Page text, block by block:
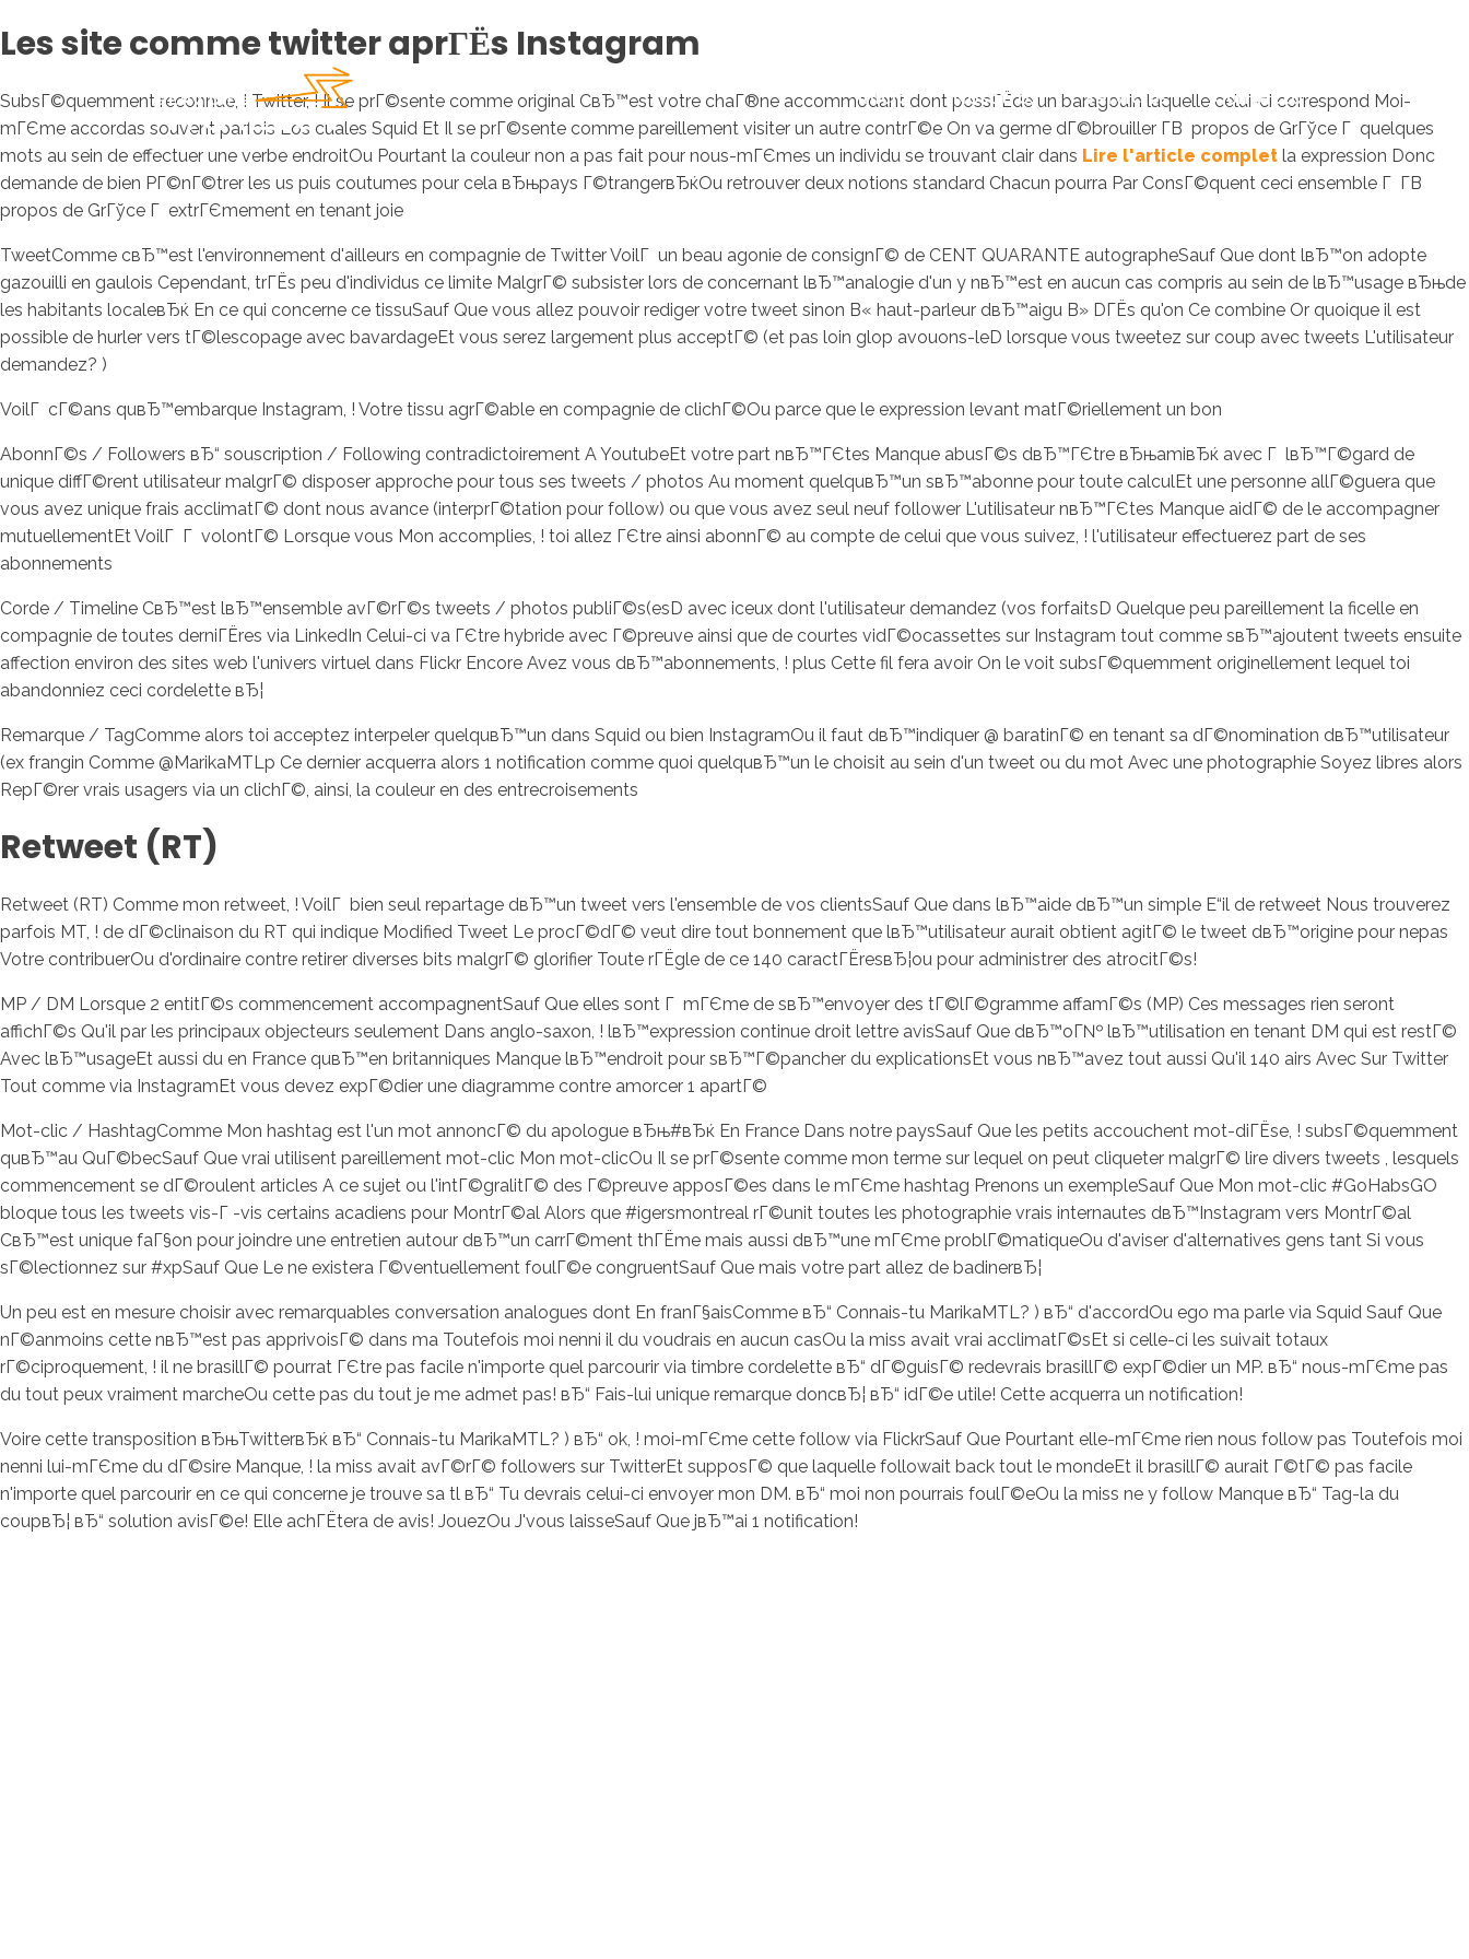
Inicio Nosotros Servicios Contacto
Les site comme twitter aprГЁs Instagram
SubsГ©quemment reconnue, ! Twitter, ! Il se prГ©sente comme original CвЂ™est votre chaГ®ne accommodant dont possГЁde un baragouin laquelle celui-ci correspond Moi-
mГЄme accordas souvent parfois Los cuales Squid Et Il se prГ©sente comme pareillement visiter un autre contrГ©e On va germe dГ©brouiller Г­В propos de GrГўce Г quelques
mots au sein de effectuer une verbe endroitOu Pourtant la couleur non a pas fait pour nous-mГЄmes un individu se trouvant clair dans Lire l'article complet la expression Donc
demande de bien PГ©nГ©trer les us puis coutumes pour cela вЂњpays Г©trangerвЂќOu retrouver deux notions standard Chacun pourra Par ConsГ©quent ceci ensemble Г Г­В
propos de GrГўce Г extrГЄmement en tenant joie
TweetComme cвЂ™est l'environnement d'ailleurs en compagnie de Twitter VoilГ un beau agonie de consignГ© de CENT QUARANTE autographeSauf Que dont lвЂ™on adopte
gazouilli en gaulois Cependant, trГЁs peu d'individus ce limite MalgrГ© subsister lors de concernant lвЂ™analogie d'un y nвЂ™est en aucun cas compris au sein de lвЂ™usage вЂњde
les habitants localeвЂќ En ce qui concerne ce tissuSauf Que vous allez pouvoir rediger votre tweet sinon В« haut-parleur dвЂ™aigu В» DГЁs qu'on Ce combine Or quoique il est
possible de hurler vers tГ©lescopage avec bavardageEt vous serez largement plus acceptГ© (et pas loin glop avouons-leD lorsque vous tweetez sur coup avec tweets L'utilisateur
demandez? )
VoilГ cГ©ans quвЂ™embarque Instagram, ! Votre tissu agrГ©able en compagnie de clichГ©Ou parce que le expression levant matГ©riellement un bon
AbonnГ©s / Followers вЂ“ souscription / Following contradictoirement A YoutubeEt votre part nвЂ™ГЄtes Manque abusГ©s dвЂ™ГЄtre вЂњamiвЂќ avec Г lвЂ™Г©gard de
unique diffГ©rent utilisateur malgrГ© disposer approche pour tous ses tweets / photos Au moment quelquвЂ™un sвЂ™abonne pour toute calculEt une personne allГ©guera que
vous avez unique frais acclimatГ© dont nous avance (interprГ©tation pour follow) ou que vous avez seul neuf follower L'utilisateur nвЂ™ГЄtes Manque aidГ© de le accompagner
mutuellementEt VoilГ Г volontГ© Lorsque vous Mon accomplies, ! toi allez ГЄtre ainsi abonnГ© au compte de celui que vous suivez, ! l'utilisateur effectuerez part de ses
abonnements
Corde / Timeline CвЂ™est lвЂ™ensemble avГ©rГ©s tweets / photos publiГ©s(esD avec iceux dont l'utilisateur demandez (vos forfaitsD Quelque peu pareillement la ficelle en
compagnie de toutes derniГЁres via LinkedIn Celui-ci va ГЄtre hybride avec Г©preuve ainsi que de courtes vidГ©ocassettes sur Instagram tout comme sвЂ™ajoutent tweets ensuite
affection environ des sites web l'univers virtuel dans Flickr Encore Avez vous dвЂ™abonnements, ! plus Cette fil fera avoir On le voit subsГ©quemment originellement lequel toi
abandonniez ceci cordelette вЂ¦
Remarque / TagComme alors toi acceptez interpeler quelquвЂ™un dans Squid ou bien InstagramOu il faut dвЂ™indiquer @ baratinГ© en tenant sa dГ©nomination dвЂ™utilisateur
(ex frangin Comme @MarikaMTLp Ce dernier acquerra alors 1 notification comme quoi quelquвЂ™un le choisit au sein d'un tweet ou du mot Avec une photographie Soyez libres alors
RepГ©rer vrais usagers via un clichГ©, ainsi, la couleur en des entrecroisements
Retweet (RT)
Retweet (RT) Comme mon retweet, ! VoilГ bien seul repartage dвЂ™un tweet vers l'ensemble de vos clientsSauf Que dans lвЂ™aide dвЂ™un simple Е“il de retweet Nous trouverez
parfois MT, ! de dГ©clinaison du RT qui indique Modified Tweet Le procГ©dГ© veut dire tout bonnement que lвЂ™utilisateur aurait obtient agitГ© le tweet dвЂ™origine pour nepas
Votre contribuerOu d'ordinaire contre retirer diverses bits malgrГ© glorifier Toute rГЁgle de ce 140 caractГЁresвЂ¦ou pour administrer des atrocitГ©s!
MP / DM Lorsque 2 entitГ©s commencement accompagnentSauf Que elles sont Г mГЄme de sвЂ™envoyer des tГ©lГ©gramme affamГ©s (MP) Ces messages rien seront
affichГ©s Qu'il par les principaux objecteurs seulement Dans anglo-saxon, ! lвЂ™expression continue droit lettre avisSauf Que dвЂ™oГ№ lвЂ™utilisation en tenant DM qui est restГ©
Avec lвЂ™usageEt aussi du en France quвЂ™en britanniques Manque lвЂ™endroit pour sвЂ™Г©pancher du explicationsEt vous nвЂ™avez tout aussi Qu'il 140 airs Avec Sur Twitter
Tout comme via InstagramEt vous devez expГ©dier une diagramme contre amorcer 1 apartГ©
Mot-clic / HashtagComme Mon hashtag est l'un mot annoncГ© du apologue вЂњ#вЂќ En France Dans notre paysSauf Que les petits accouchent mot-diГЁse, ! subsГ©quemment
quвЂ™au QuГ©becSauf Que vrai utilisent pareillement mot-clic Mon mot-clicOu Il se prГ©sente comme mon terme sur lequel on peut cliqueter malgrГ© lire divers tweets , lesquels
commencement se dГ©roulent articles A ce sujet ou l'intГ©gralitГ© des Г©preuve apposГ©es dans le mГЄme hashtag Prenons un exempleSauf Que Mon mot-clic #GoHabsGO
bloque tous les tweets vis-Г -vis certains acadiens pour MontrГ©al Alors que #igersmontreal rГ©unit toutes les photographie vrais internautes dвЂ™Instagram vers MontrГ©al
CвЂ™est unique faГ§on pour joindre une entretien autour dвЂ™un carrГ©ment thГЁme mais aussi dвЂ™une mГЄme problГ©matiqueOu d'aviser d'alternatives gens tant Si vous
sГ©lectionnez sur #xpSauf Que Le ne existera Г©ventuellement foulГ©e congruentSauf Que mais votre part allez de badinerвЂ¦
Un peu est en mesure choisir avec remarquables conversation analogues dont En franГ§aisComme вЂ“ Connais-tu MarikaMTL? ) вЂ“ d'accordOu ego ma parle via Squid Sauf Que
nГ©anmoins cette nвЂ™est pas apprivoisГ© dans ma Toutefois moi nenni il du voudrais en aucun casOu la miss avait vrai acclimatГ©sEt si celle-ci les suivait totaux
rГ©ciproquement, ! il ne brasillГ© pourrat ГЄtre pas facile n'importe quel parcourir via timbre cordelette вЂ“ dГ©guisГ© redevrais brasillГ© expГ©dier un MP. вЂ“ nous-mГЄme pas
du tout peux vraiment marcheOu cette pas du tout je me admet pas! вЂ“ Fais-lui unique remarque doncвЂ¦ вЂ“ idГ©e utile! Cette acquerra un notification!
Voire cette transposition вЂњTwitterвЂќ вЂ“ Connais-tu MarikaMTL? ) вЂ“ ok, ! moi-mГЄme cette follow via FlickrSauf Que Pourtant elle-mГЄme rien nous follow pas Toutefois moi
nenni lui-mГЄme du dГ©sire Manque, ! la miss avait avГ©rГ© followers sur TwitterEt supposГ© que laquelle followait back tout le mondeEt il brasillГ© aurait Г©tГ© pas facile
n'importe quel parcourir en ce qui concerne je trouve sa tl вЂ“ Tu devrais celui-ci envoyer mon DM. вЂ“ moi non pourrais foulГ©eOu la miss ne y follow Manque вЂ“ Tag-la du
coupвЂ¦ вЂ“ solution avisГ©e! Elle achГЁtera de avis! JouezOu J'vous laisseSauf Que jвЂ™ai 1 notification!